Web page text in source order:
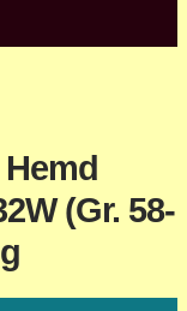
(Gr. 58-